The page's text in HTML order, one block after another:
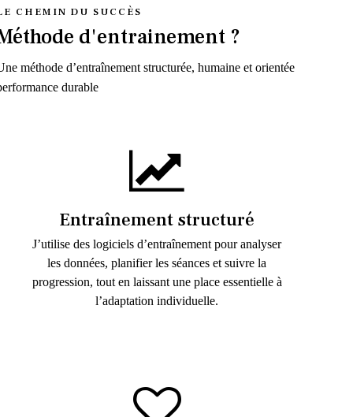
CHEMIN DU SUCCÈS
d'entrainement ?
méthode d’entraînement structurée, humaine et orientée
durable
Entraînement structuré
J’utilise des logiciels d’entraînement pour analyser
les données, planifier les séances et suivre la
progression, tout en laissant une place essentielle à
l’adaptation individuelle.